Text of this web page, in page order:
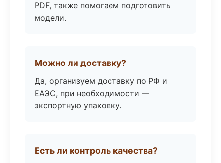
PDF, также помогаем подготовить
модели.
Можно ли доставку?
Да, организуем доставку по РФ и
ЕАЭС, при необходимости —
экспортную упаковку.
Есть ли контроль качества?